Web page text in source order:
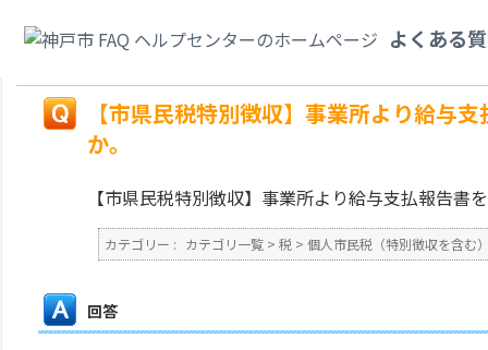
よくある
は何ですか。
【市県民税特別徴収】事業所より給与
か。
【市県民税特別徴収】事業所より給与支払報告
カテゴリー : カテゴリ一覧 > 税 > 個人市民税（特別徴収を含む
回答